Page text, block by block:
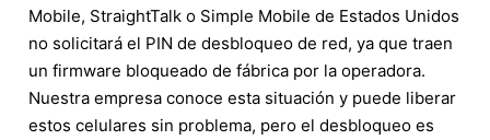
Mobile, StraightTalk o Simple Mobile de Estados Unidos
no solicitará el PIN de desbloqueo de red, ya que traen
un firmware bloqueado de fábrica por la operadora.
Nuestra empresa conoce esta situación y puede liberar
estos celulares sin problema, pero el desbloqueo es